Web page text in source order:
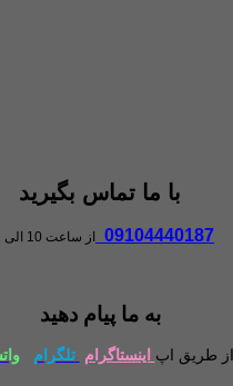
با ما تماس بگیرید
09104440187 از ساعت 10 الی 21
به ما پیام دهید
از طریق اپ اینستاگرام تلگرام